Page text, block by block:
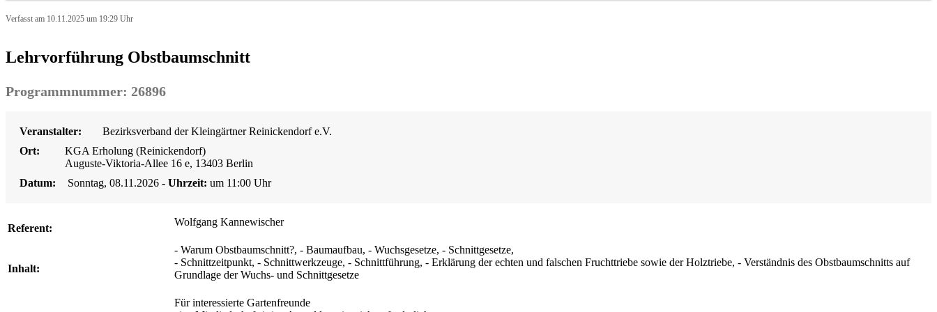
Verfasst am 10.11.2025 um 19:29 Uhr
Lehrvorführung Obstbaumschnitt
Programmnummer: 26896
Veranstalter:
Bezirksverband der Kleingärtner Reinickendorf e.V.
Ort:
KGA Erholung (Reinickendorf)
Auguste-Viktoria-Allee 16 e, 13403 Berlin
Datum:
Sonntag, 08.11.2026 - Uhrzeit: um 11:00 Uhr
Referent:
Wolfgang Kannewischer
Inhalt:
- Warum Obstbaumschnitt?, - Baumaufbau, - Wuchsgesetze, - Schnittgesetze,
- Schnittzeitpunkt, - Schnittwerkzeuge, - Schnittführung, - Erklärung der echten und falschen Fruchttriebe sowie der Holztriebe, - Verständnis des Obstbaumschnitts auf
Grundlage der Wuchs- und Schnittgesetze
Für interessierte Gartenfreunde